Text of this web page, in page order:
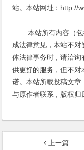
站。本站网址：http://
本站所有内容（包
成法律意见，本站不
体法律事务时，请洽询
供更好的服务，但不对
诺。本站所载投稿文
与原作者联系，版权归
上一篇